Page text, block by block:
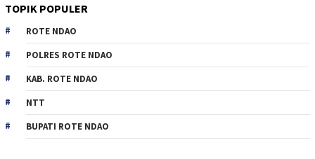
TOPIK POPULER
ROTE NDAO
POLRES ROTE NDAO
KAB. ROTE NDAO
NTT
BUPATI ROTE NDAO